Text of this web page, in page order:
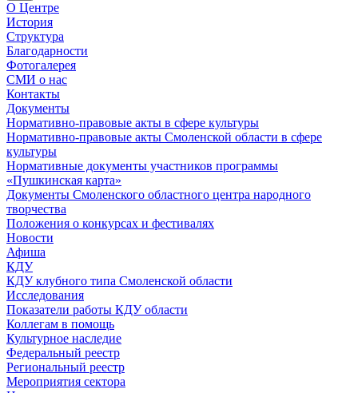
О Центре
История
Структура
Благодарности
Фотогалерея
СМИ о нас
Контакты
Документы
Нормативно-правовые акты в сфере культуры
Нормативно-правовые акты Смоленской области в сфере
культуры
Нормативные документы участников программы
«Пушкинская карта»
Документы Смоленского областного центра народного
творчества
Положения о конкурсах и фестивалях
Новости
Афиша
КДУ
КДУ клубного типа Смоленской области
Исследования
Показатели работы КДУ области
Коллегам в помощь
Культурное наследие
Федеральный реестр
Региональный реестр
Мероприятия сектора